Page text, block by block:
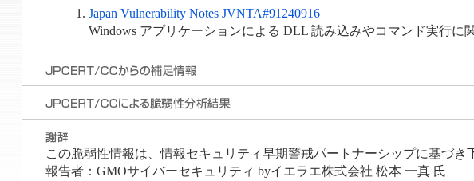
Japan Vulnerability Notes JVNTA#91240916
Windows アプリケーションによる DLL 読み込みやコマンド実行に
この脆弱性情報は、情報セキュリティ早期警戒パートナーシップに基づき
報告者：GMOサイバーセキュリティ byイエラエ株式会社 松本 一真 氏